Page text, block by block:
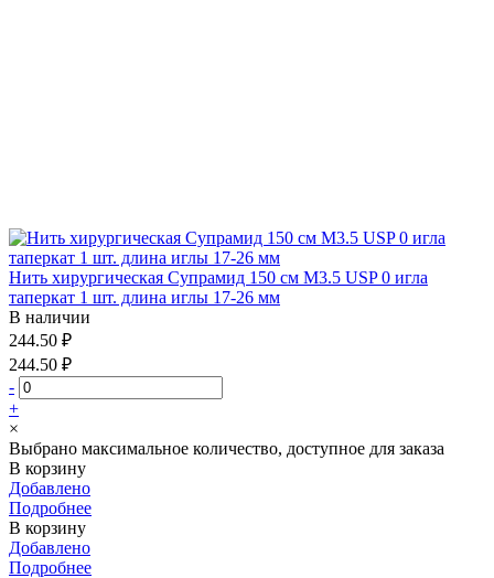
Нить хирургическая Супрамид 150 см М3.5 USP 0 игла
таперкат 1 шт. длина иглы 17-26 мм
В наличии
244.50 ₽
244.50 ₽
-
+
×
Выбрано максимальное количество, доступное для заказа
В корзину
Добавлено
Подробнее
В корзину
Добавлено
Подробнее